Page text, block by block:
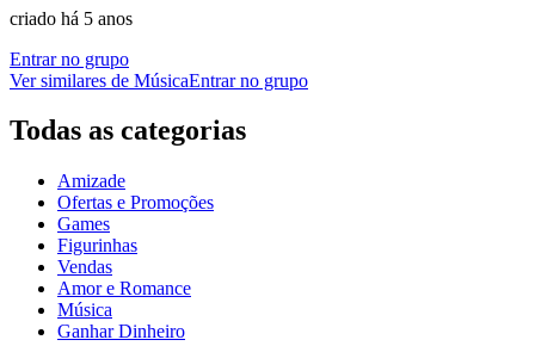
criado há 5 anos
Entrar no grupo
Ver similares de MúsicaEntrar no grupo
Todas as categorias
Amizade
Ofertas e Promoções
Games
Figurinhas
Vendas
Amor e Romance
Música
Ganhar Dinheiro